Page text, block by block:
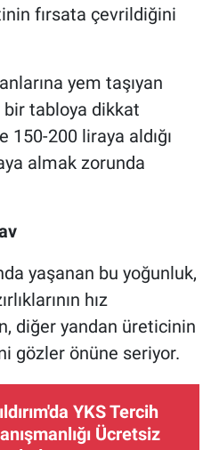
fırsata çevrildiğini
yem taşıyan
bir tabloya dikkat
200 liraya aldığı
almak zorunda
yaşanan bu yoğunluk,
hız
diğer yandan üreticinin
gözler önüne seriyor.
YKS Tercih
Ücretsiz